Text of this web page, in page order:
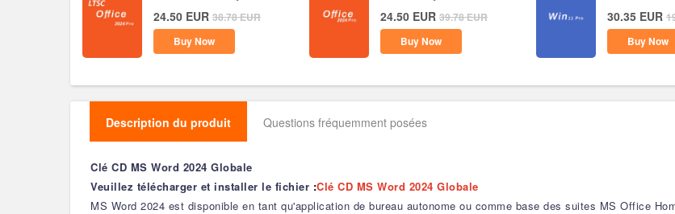
24.50 EUR 38.78EUR
Buy Now
24.50 EUR 39.78EUR
Buy Now
30.35 EUR
Buy Now
Description du produit Questions fréquemment posées
Clé CD MS Word 2024 Globale
Veuillez télécharger et installer le fichier :Clé CD MS Word 2024 Globale
MS Word 2024 est disponible en tant qu'application de bureau autonome ou comme base des suites MS Office